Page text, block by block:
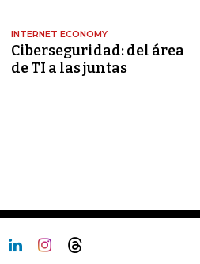
INTERNET ECONOMY
Ciberseguridad: del área
de TI a las juntas